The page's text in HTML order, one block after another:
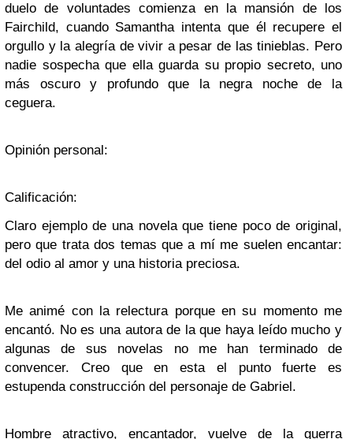
duelo de voluntades comienza en la mansión de los
Fairchild, cuando Samantha intenta que él recupere el
orgullo y la alegría de vivir a pesar de las tinieblas. Pero
nadie sospecha que ella guarda su propio secreto, uno
más oscuro y profundo que la negra noche de la
ceguera.
Opinión personal:
Calificación:
Claro ejemplo de una novela que tiene poco de original,
pero que trata dos temas que a mí me suelen encantar:
del odio al amor y una historia preciosa.
Me animé con la relectura porque en su momento me
encantó. No es una autora de la que haya leído mucho y
algunas de sus novelas no me han terminado de
convencer. Creo que en esta el punto fuerte es
estupenda construcción del personaje de Gabriel.
Hombre atractivo, encantador, vuelve de la guerra